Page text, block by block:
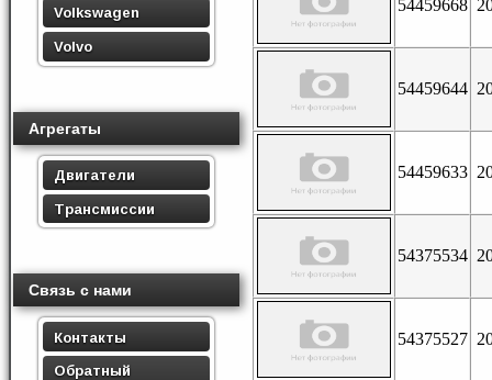
Volkswagen
Volvo
Агрегаты
Двигатели
Трансмиссии
Связь с нами
Контакты
Обратный
54459668
54459644
54459633
54375534
54375527